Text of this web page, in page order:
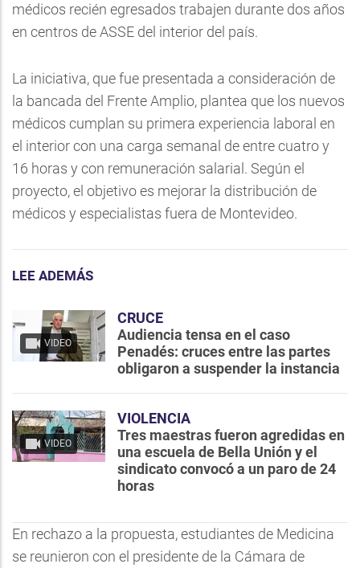
médicos recién egresados trabajen durante dos años
en centros de ASSE del interior del país.
La iniciativa, que fue presentada a consideración de
la bancada del Frente Amplio, plantea que los nuevos
médicos cumplan su primera experiencia laboral en
el interior con una carga semanal de entre cuatro y
16 horas y con remuneración salarial. Según el
proyecto, el objetivo es mejorar la distribución de
médicos y especialistas fuera de Montevideo.
LEE ADEMÁS
VIDEO
CRUCE
Audiencia tensa en el caso
Penadés: cruces entre las partes
obligaron a suspender la instancia
VIDEO
VIOLENCIA
Tres maestras fueron agredidas en
una escuela de Bella Unión y el
sindicato convocó a un paro de 24
horas
En rechazo a la propuesta, estudiantes de Medicina
se reunieron con el presidente de la Cámara de